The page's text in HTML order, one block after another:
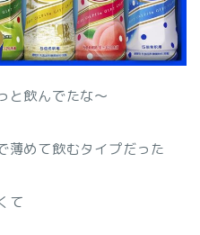
と飲んでたな～
薄めて飲むタイプだった
て